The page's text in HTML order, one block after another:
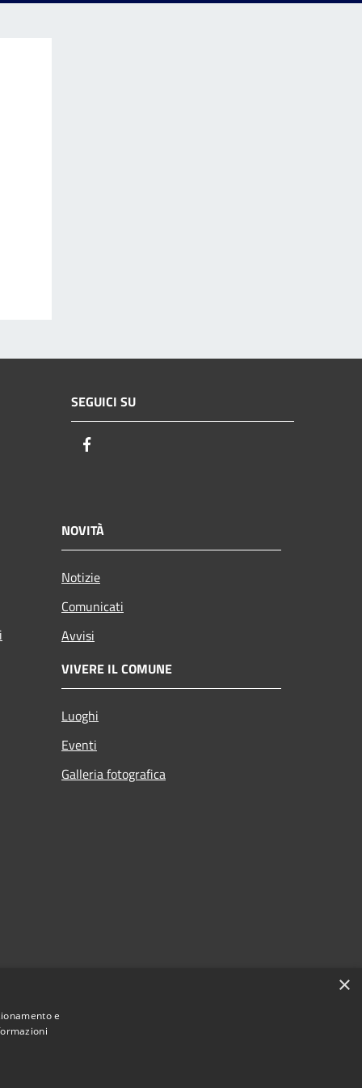
SEGUICI SU
NOVITÀ
Notizie
Comunicati
Avvisi
VIVERE IL COMUNE
Luoghi
Eventi
Galleria fotografica
×
e